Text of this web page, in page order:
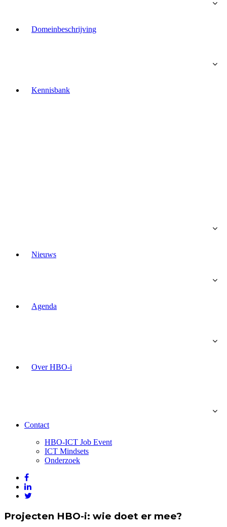
Domeinbeschrijving
Kennisbank
Nieuws
Agenda
Over HBO-i
Contact
HBO-ICT Job Event
ICT Mindsets
Onderzoek
Projecten HBO-i: wie doet er mee?